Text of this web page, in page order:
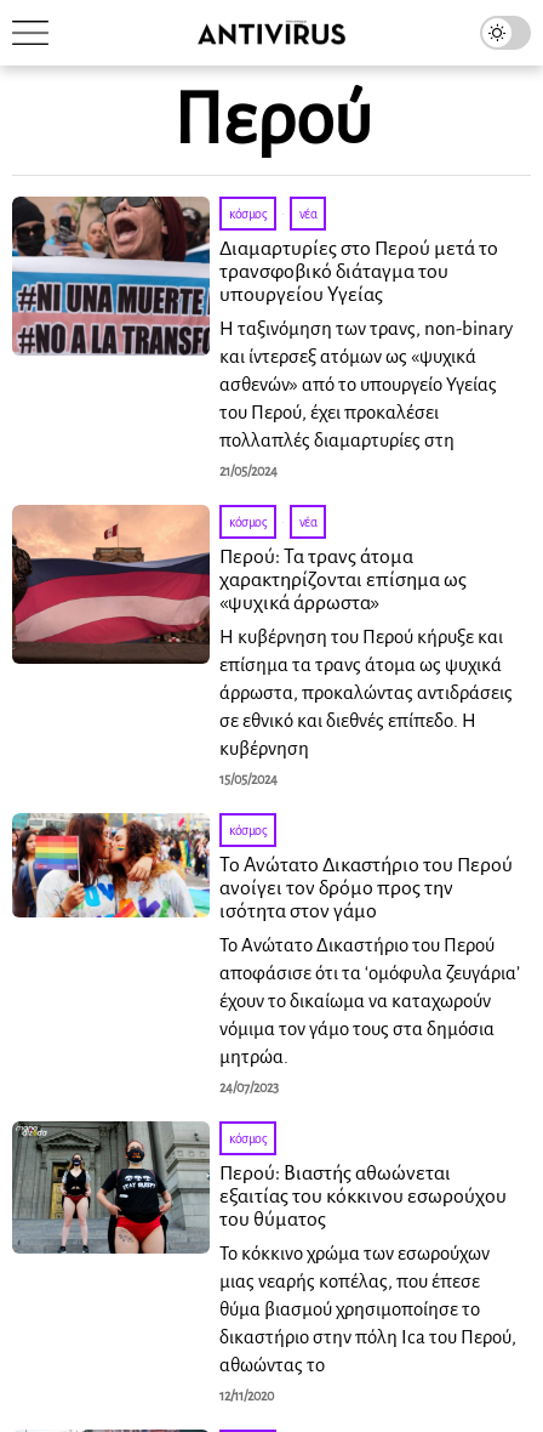
Περού
κόσμος · νέα
Διαμαρτυρίες στο Περού μετά το
τρανσφοβικό διάταγμα του
υπουργείου Υγείας
Η ταξινόμηση των τρανς, non-binary
και ίντερσεξ ατόμων ως «ψυχικά
ασθενών» από το υπουργείο Υγείας
του Περού, έχει προκαλέσει
πολλαπλές διαμαρτυρίες στη
21/05/2024
κόσμος · νέα
Περού: Τα τρανς άτομα
χαρακτηρίζονται επίσημα ως
«ψυχικά άρρωστα»
Η κυβέρνηση του Περού κήρυξε και
επίσημα τα τρανς άτομα ως ψυχικά
άρρωστα, προκαλώντας αντιδράσεις
σε εθνικό και διεθνές επίπεδο. Η
κυβέρνηση
15/05/2024
κόσμος
Το Ανώτατο Δικαστήριο του Περού
ανοίγει τον δρόμο προς την
ισότητα στον γάμο
Το Ανώτατο Δικαστήριο του Περού
αποφάσισε ότι τα ‘ομόφυλα ζευγάρια’
έχουν το δικαίωμα να καταχωρούν
νόμιμα τον γάμο τους στα δημόσια
μητρώα.
24/07/2023
κόσμος
Περού: Βιαστής αθωώνεται
εξαιτίας του κόκκινου εσωρούχου
του θύματος
Το κόκκινο χρώμα των εσωρούχων
μιας νεαρής κοπέλας, που έπεσε
θύμα βιασμού χρησιμοποίησε το
δικαστήριο στην πόλη Ica του Περού,
αθωώντας το
12/11/2020